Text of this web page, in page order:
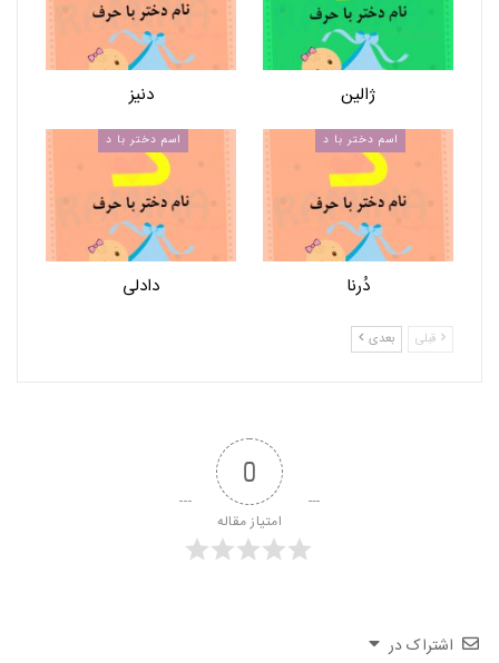
ژالین دنیز
اسم دختر با د
دُرنا
اسم دختر با د
دادلی
قبلی بعدی
0
امتیاز مقاله
اشتراک در